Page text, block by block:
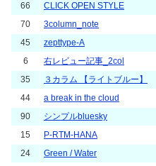
66
CLICK OPEN STYLE
70
3column_note
45
zepttype-A
6
右レビュー記事_2col
35
３カラム 【ライトブルー】
44
a break in the cloud
90
シンプルbluesky
15
P-RTM-HANA
24
Green / Water